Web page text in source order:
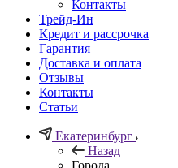
Контакты
Трейд-Ин
Кредит и рассрочка
Гарантия
Доставка и оплата
Отзывы
Контакты
Статьи
Екатеринбург
Назад
Города